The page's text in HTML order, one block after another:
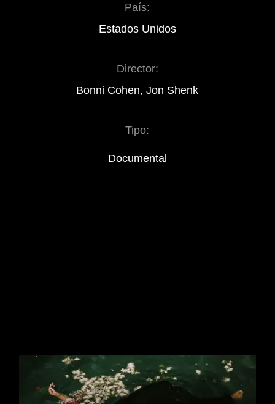
País:
Estados Unidos
Director:
Bonni Cohen, Jon Shenk
Tipo:
Documental